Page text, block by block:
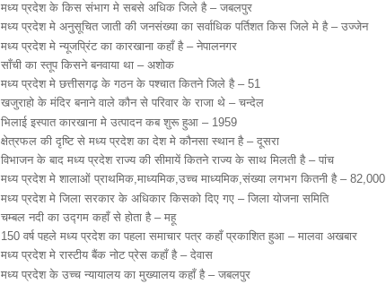
मध्य प्रदेश के किस संभाग मे सबसे अधिक जिले है – जबलपुर
मध्य प्रदेश मे अनुसूचित जाती की जनसंख्या का सर्वाधिक पर्तिशत किस जिले मे है – उज्जेन
मध्य प्रदेश मे न्यूजप्रिंट का कारखाना कहाँ है – नेपालनगर
साँची का स्तूप किसने बनवाया था – अशोक
मध्य प्रदेश मे छत्तीसगढ़ के गठन के पश्चात कितने जिले है – 51
खजुराहो के मंदिर बनाने वाले कौन से परिवार के राजा थे – चन्देल
भिलाई इस्पात कारखाना मे उत्पादन कब शुरू हुआ – 1959
क्षेत्रफल की दृष्टि से मध्य प्रदेश का देश मे कौनसा स्थान है – दूसरा
विभाजन के बाद मध्य प्रदेश राज्य की सीमायें कितने राज्य के साथ मिलती है – पांच
मध्य प्रदेश मे शालाओं प्राथमिक,माध्यमिक,उच्च माध्यमिक,संख्या लगभग कितनी है – 82,000
मध्य प्रदेश मे जिला सरकार के अधिकार किसको दिए गए – जिला योजना समिति
चम्बल नदी का उद्गम कहाँ से होता है – महू
150 वर्ष पहले मध्य प्रदेश का पहला समाचार पत्र कहाँ प्रकाशित हुआ – मालवा अखबार
मध्य प्रदेश मे रास्टीय बैंक नोट प्रेस कहाँ है – देवास
मध्य प्रदेश के उच्च न्यायालय का मुख्यालय कहाँ है – जबलपुर